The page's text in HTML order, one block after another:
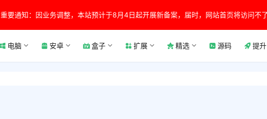
重要通知：因业务调整，本站预计于8月4日起开展新备案，届时，网站首页将访问不
电脑 安卓 盒子 扩展 精选 源码 提升